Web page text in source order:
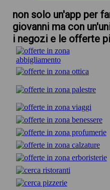
non solo un'app per
giovanni ma con
i negozi e le offerte